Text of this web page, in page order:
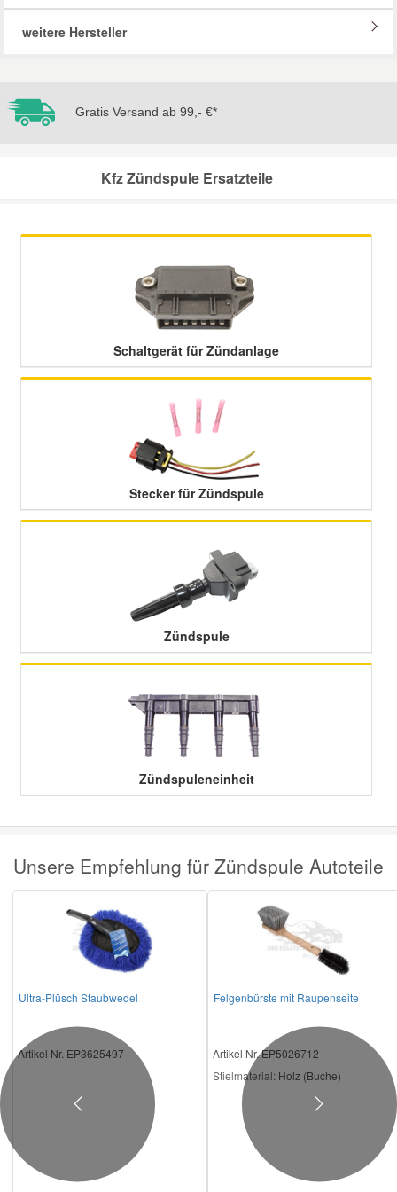
weitere Hersteller
Gratis Versand ab 99,- €*
Kfz Zündspule Ersatzteile
Schaltgerät für Zündanlage
Stecker für Zündspule
Zündspule
Zündspuleneinheit
Unsere Empfehlung für Zündspule Autoteile
Ultra-Plüsch Staubwedel
Artikel Nr. EP3625497
Felgenbürste mit Raupenseite
Artikel Nr. EP5026712
Stielmaterial: Holz (Buche)
Previous Next
Mazda Ersatzteile
Mitsubishi Ersatzteile
Nissan Ersatzteile
Porsche Ersatzteile
Seat Ersatzteile
Smart Ersatzteile
Suzuki Ersatzteile
Vauxhall Ersatzteile